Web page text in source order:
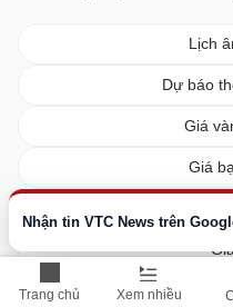
Trang chủ Xem nhiều
Nhận tin VTC News trên
Lịch
Dự báo
Giá
Giá